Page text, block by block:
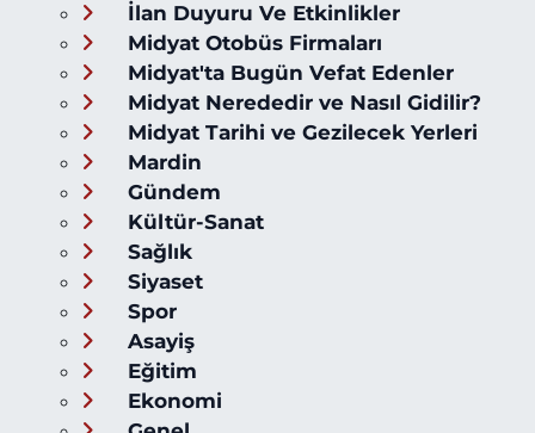
İlan Duyuru Ve Etkinlikler
Midyat Otobüs Firmaları
Midyat'ta Bugün Vefat Edenler
Midyat Nerededir ve Nasıl Gidilir?
Midyat Tarihi ve Gezilecek Yerleri
Mardin
Gündem
Kültür-Sanat
Sağlık
Siyaset
Spor
Asayiş
Eğitim
Ekonomi